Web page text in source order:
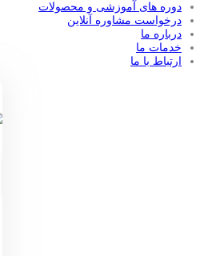
دوره های آموزشی و محصولات
درخواست مشاوره آنلاین
درباره ما
خدمات ما
ارتباط با ما